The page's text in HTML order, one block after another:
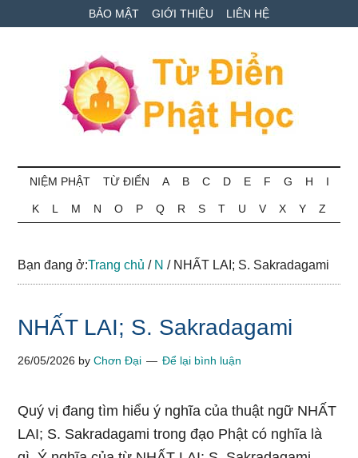
to
to
qua
BẢO MẬT GIỚI THIỆU LIÊN HỆ
Từ
điển
Phật
học
ngữ
NIỆM PHẬT TỪ ĐIỂN A B C D E F G H I
K L M N O P Q R S T U V X Y Z
Bạn đang ở:Trang chủ / N /NHẤT LAI; S. Sakradagami
NHẤT LAI; S. Sakradagami
26/05/2026 byChơn Đại Để lại bình luận
Quý vị đang tìm hiểu ý nghĩa của thuật ngữ NHẤT
LAI; S. Sakradagami trong đạo Phật có nghĩa là